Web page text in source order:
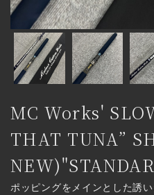
MC Works'
THAT TUNA”
ポッピングをメインとした誘